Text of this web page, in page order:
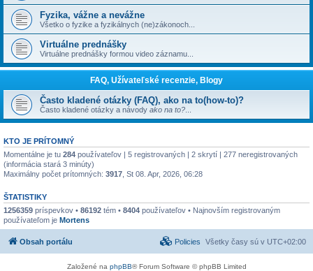
Fyzika, vážne a nevážne
Všetko o fyzike a fyzikálnych (ne)zákonoch...
Virtuálne prednášky
Virtuálne prednášky formou video záznamu...
FAQ, Užívateľské recenzie, Blogy
Často kladené otázky (FAQ), ako na to(how-to)?
Často kladené otázky a návody ako na to?
KTO JE PRÍTOMNÝ
Momentálne je tu 284 používateľov | 5 registrovaných | 2 skrytí | 277 neregistrovaných
(informácia stará 3 minúty)
Maximálny počet prítomných: 3917 , St 08. Apr, 2026, 06:28
ŠTATISTIKY
1256359 príspevkov • 86192 tém • 8404 používateľov • Najnovším registrovaným
používateľom je Mortens
Obsah portálu Všetky časy sú v UTC+02:00
Policies
Založené na phpBB® Forum Software © phpBB Limited